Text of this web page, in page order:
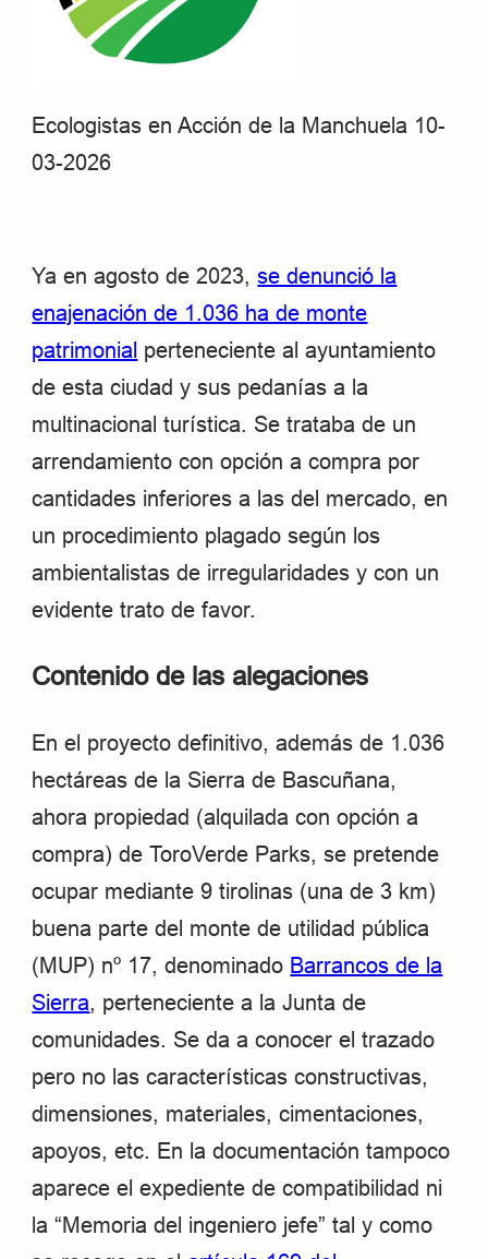
Ecologistas en Acción de la Manchuela 10-
03-2026
Ya en agosto de 2023,se denunció la
enajenación de 1.036 ha de monte
patrimonial perteneciente al ayuntamiento
de esta ciudad y sus pedanías a la
multinacional turística. Se trataba de un
arrendamiento con opción a compra por
cantidades inferiores a las del mercado, en
un procedimiento plagado según los
ambientalistas de irregularidades y con un
evidente trato de favor.
Contenido de las alegaciones
En el proyecto definitivo, además de 1.036
hectáreas de la Sierra de Bascuñana,
ahora propiedad (alquilada con opción a
compra) de ToroVerde Parks, se pretende
ocupar mediante 9 tirolinas (una de 3 km)
buena parte del monte de utilidad pública
(MUP) nº 17, denominado Barrancos de la
Sierra, perteneciente a la Junta de
comunidades. Se da a conocer el trazado
pero no las características constructivas,
dimensiones, materiales, cimentaciones,
apoyos, etc. En la documentación tampoco
aparece el expediente de compatibilidad ni
la “Memoria del ingeniero jefe” tal y como